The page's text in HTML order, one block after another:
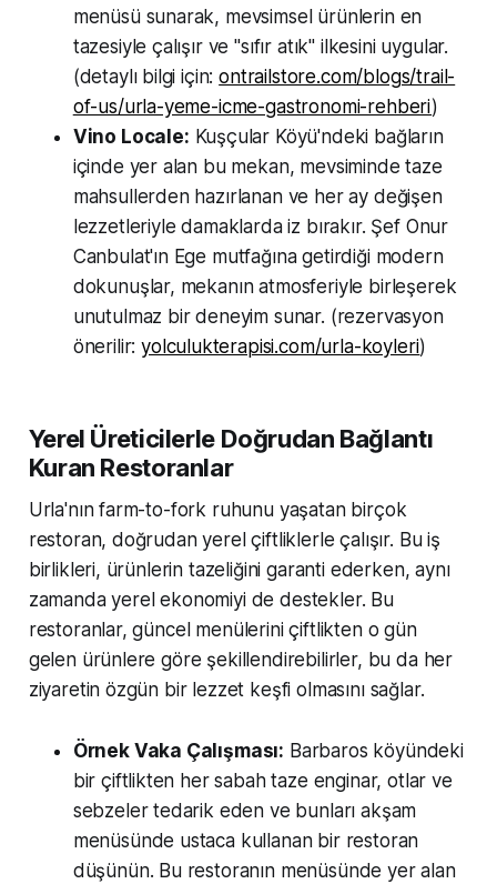
menüsü sunarak, mevsimsel ürünlerin en
tazesiyle çalışır ve "sıfır atık" ilkesini uygular.
(detaylı bilgi için:ontrailstore.com/blogs/trail-
of-us/urla-yeme-icme-gastronomi-rehberi)
Vino Locale: Kuşçular Köyü'ndeki bağların
içinde yer alan bu mekan, mevsiminde taze
mahsullerden hazırlanan ve her ay değişen
lezzetleriyle damaklarda iz bırakır. Şef Onur
Canbulat'ın Ege mutfağına getirdiği modern
dokunuşlar, mekanın atmosferiyle birleşerek
unutulmaz bir deneyim sunar. (rezervasyon
önerilir:yolculukterapisi.com/urla-koyleri)
Yerel Üreticilerle Doğrudan Bağlantı
Kuran Restoranlar
Urla'nın farm-to-fork ruhunu yaşatan birçok
restoran, doğrudan yerel çiftliklerle çalışır. Bu iş
birlikleri, ürünlerin tazeliğini garanti ederken, aynı
zamanda yerel ekonomiyi de destekler. Bu
restoranlar, güncel menülerini çiftlikten o gün
gelen ürünlere göre şekillendirebilirler, bu da her
ziyaretin özgün bir lezzet keşfi olmasını sağlar.
Örnek Vaka Çalışması: Barbaros köyündeki
bir çiftlikten her sabah taze enginar, otlar ve
sebzeler tedarik eden ve bunları akşam
menüsünde ustaca kullanan bir restoran
düşünün. Bu restoranın menüsünde yer alan